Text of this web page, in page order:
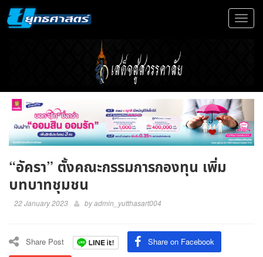
Toggle
“อัครา” ตั้งคณะกรรมการกองทุน เพิ่ม
บทบาทชุมชน
22 January 2023 byadmin_yutthasart004
Share Post Share on Facebook